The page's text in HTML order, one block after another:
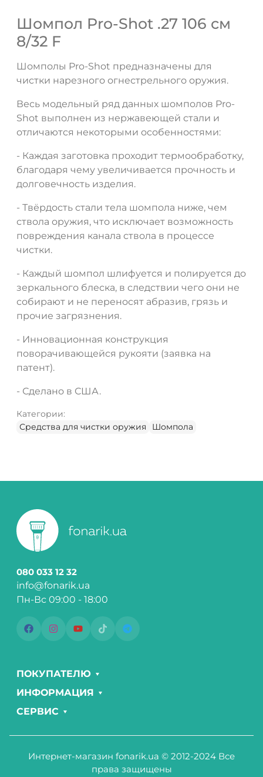
Шомпол Pro-Shot .27 106 см
8/32 F
Шомполы Pro-Shot предназначены для
чистки нарезного огнестрельного оружия.
Весь модельный ряд данных шомполов Pro-
Shot выполнен из нержавеющей стали и
отличаются некоторыми особенностями:
- Каждая заготовка проходит термообработку,
благодаря чему увеличивается прочность и
долговечность изделия.
- Твёрдость стали тела шомпола ниже, чем
ствола оружия, что исключает возможность
повреждения канала ствола в процессе
чистки.
- Каждый шомпол шлифуется и полируется до
зеркального блеска, в следствии чего они не
собирают и не переносят абразив, грязь и
прочие загрязнения.
- Инновационная конструкция
поворачивающейся рукояти (заявка на
патент).
- Сделано в США.
Категории:
Средства для чистки оружия
Шомпола
080 033 12 32
info@fonarik.ua
Пн-Вс 09:00 - 18:00
ПОКУПАТЕЛЮ
ИНФОРМАЦИЯ
СЕРВИС
Интернет-магазин fonarik.ua © 2012-2024 Все
права защищены